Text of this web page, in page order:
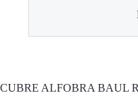
CUBRE ALFOBRA BAUL